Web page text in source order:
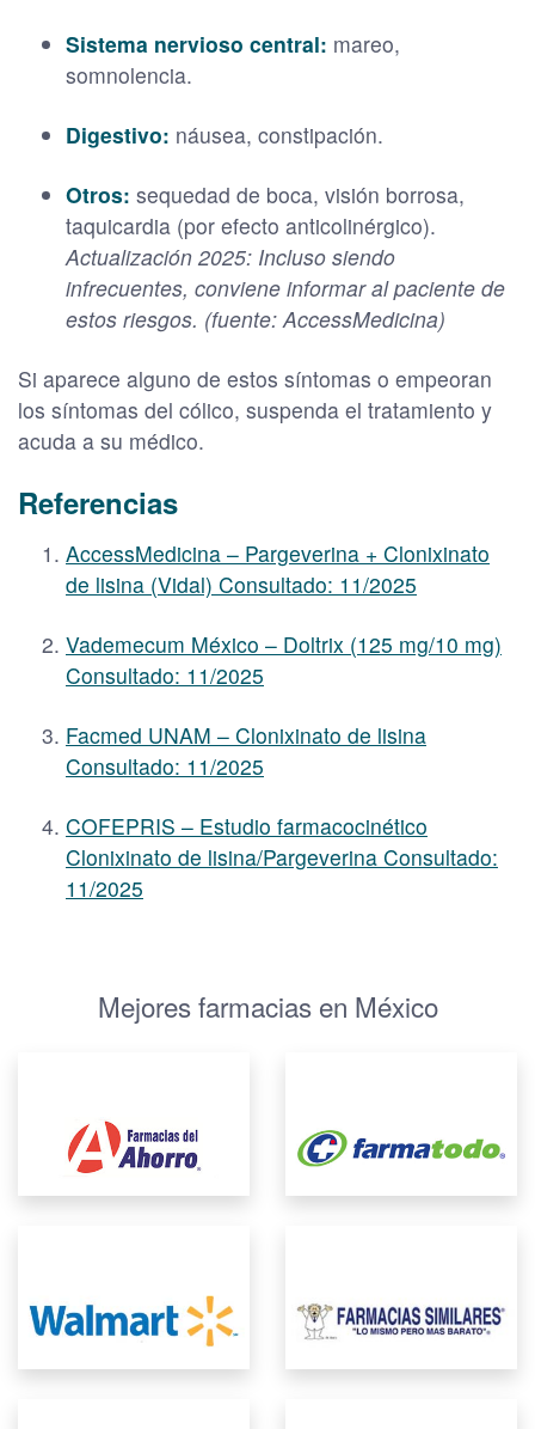
Sistema nervioso central: mareo,
somnolencia.
Digestivo: náusea, constipación.
Otros: sequedad de boca, visión borrosa,
taquicardia (por efecto anticolinérgico).
Actualización 2025: Incluso siendo
infrecuentes, conviene informar al paciente de
estos riesgos. (fuente: AccessMedicina)
Si aparece alguno de estos síntomas o empeoran
los síntomas del cólico, suspenda el tratamiento y
acuda a su médico.
Referencias
AccessMedicina – Pargeverina + Clonixinato
de lisina (Vidal) Consultado: 11/2025
Vademecum México – Doltrix (125 mg/10 mg)
Consultado: 11/2025
Facmed UNAM – Clonixinato de lisina
Consultado: 11/2025
COFEPRIS – Estudio farmacocinético
Clonixinato de lisina/Pargeverina Consultado:
11/2025
Mejores farmacias en México